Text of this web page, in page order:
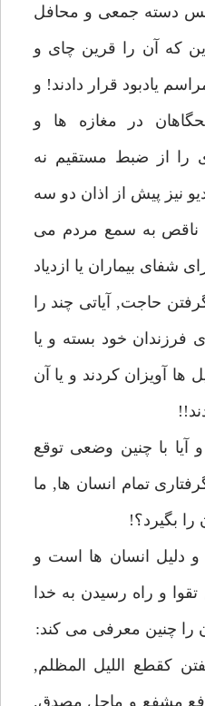
دسته جمعى و محافل
كه آن را قرين چاى و
يادبود قرار دادند! و
در مغازه ها و
را از ضبط مستقيم نه
نيز پيش از اذان دو سه
ناقص به سمع مردم مى
شفاى بيماران يا ازدياد
حاجت, آياتى چند را
فرزندان خود بسته و يا
ها آويزان كردند و يا آن
آيا با چنين وضعى توقع
تمام انسان ها, ما
بگيرد؟!
و دليل انسان ها است و
و راه رسيدن به خدا
چنين معرفى مى كند:
كقطع الليل المظلم,
مشفع و ماحل مصدق.